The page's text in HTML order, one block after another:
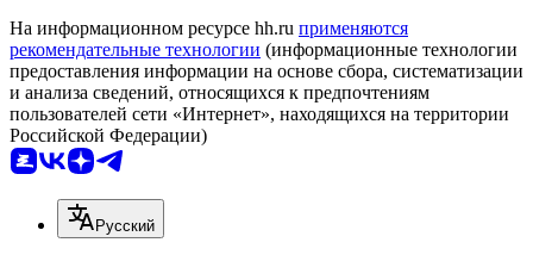
На информационном ресурсе hh.ru применяются
рекомендательные технологии (информационные технологии
предоставления информации на основе сбора, систематизации
и анализа сведений, относящихся к предпочтениям
пользователей сети «Интернет», находящихся на территории
Российской Федерации)
Русский